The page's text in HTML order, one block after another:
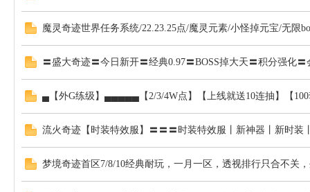
魔灵奇迹世界任务系统/22.23.25点/魔灵元素/小怪掉元宝/无限
〓盛大奇迹〓今日新开〓经典0.97〓BOSS掉大天〓积分强化
▄【外G练级】▄▄▄▄▄【2/3/4W点】【上线就送10连抽】【100
流火奇迹【时装特效服】〓〓〓时装特效服丨新神器丨新时
梦境奇迹首区7/8/10经典耐玩，一月一区，透视排行只合不关